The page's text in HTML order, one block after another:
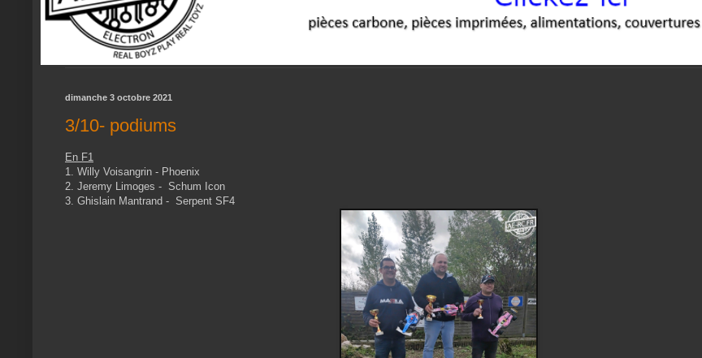
dimanche 3 octobre 2021
3/10- podiums
En F1
1. Willy Voisangrin - Phoenix
2. Jeremy Limoges - Schum Icon
3. Ghislain Mantrand - Serpent SF4